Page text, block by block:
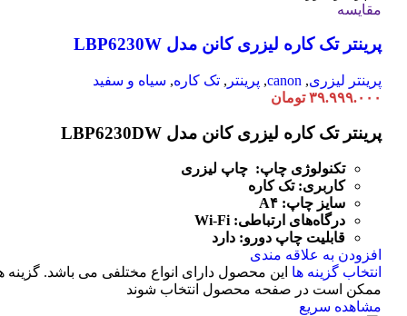
مقایسه
پرینتر تک کاره لیزری کانن مدل LBP6230W
پرینتر لیزری,
canon
, پرینتر , تک کاره, سیاه و سفید
۳۹.۹۹۹.۰۰۰ تومان
پرینتر تک کاره لیزری کانن مدل LBP6230DW
تکنولوژی چاپ: چاپ لیزری
کاربری: تک کاره
سایز چاپ: A۴
درگاه‌های ارتباطی:
Wi-Fi
قابلیت چاپ دورو: دارد
افزودن به علاقه مندی
انتخاب گزینه ها این محصول دارای انواع مختلفی می باشد. گزینه
ممکن است در صفحه محصول انتخاب شوند
مشاهده سریع